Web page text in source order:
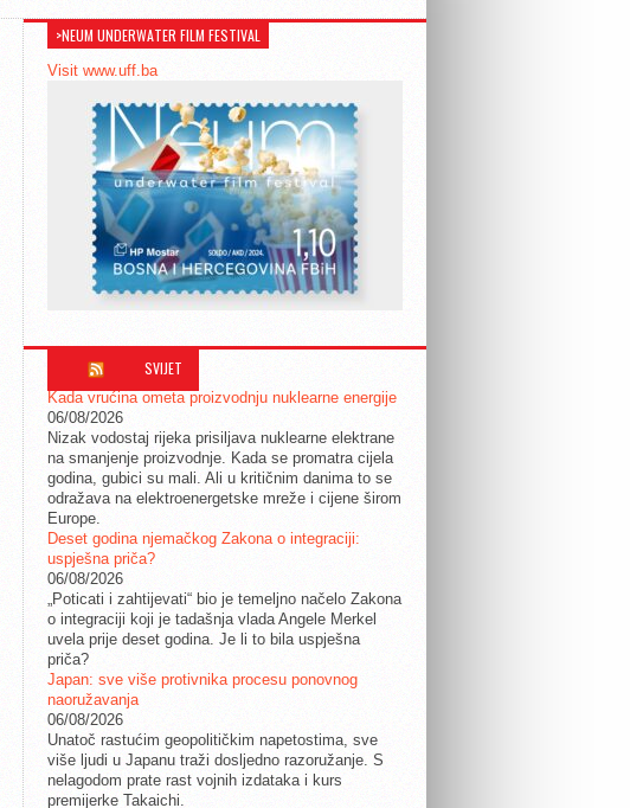
>NEUM UNDERWATER FILM FESTIVAL
Visit www.uff.ba
SVIJET
Kada vrućina ometa proizvodnju nuklearne energije
06/08/2026
Nizak vodostaj rijeka prisiljava nuklearne elektrane
na smanjenje proizvodnje. Kada se promatra cijela
godina, gubici su mali. Ali u kritičnim danima to se
odražava na elektroenergetske mreže i cijene širom
Europe.
Deset godina njemačkog Zakona o integraciji:
uspješna priča?
06/08/2026
„Poticati i zahtijevati“ bio je temeljno načelo Zakona
o integraciji koji je tadašnja vlada Angele Merkel
uvela prije deset godina. Je li to bila uspješna
priča?
Japan: sve više protivnika procesu ponovnog
naoružavanja
06/08/2026
Unatoč rastućim geopolitičkim napetostima, sve
više ljudi u Japanu traži dosljedno razoružanje. S
nelagodom prate rast vojnih izdataka i kurs
premijerke Takaichi.